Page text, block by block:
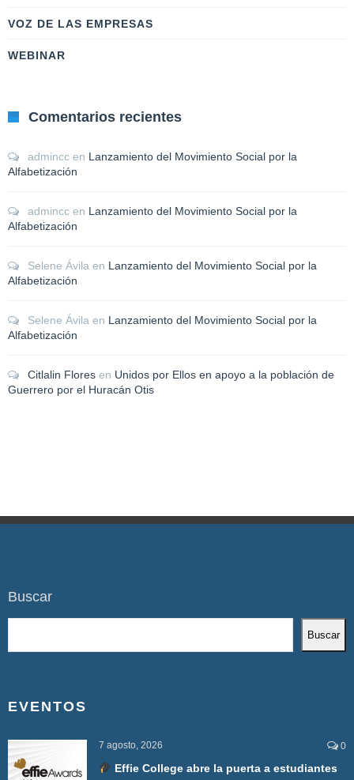
VOZ DE LAS EMPRESAS
WEBINAR
Comentarios recientes
admincc en Lanzamiento del Movimiento Social por la
Alfabetización
admincc en Lanzamiento del Movimiento Social por la
Alfabetización
Selene Ávila en Lanzamiento del Movimiento Social por la
Alfabetización
Selene Ávila en Lanzamiento del Movimiento Social por la
Alfabetización
Citlalin Flores en Unidos por Ellos en apoyo a la población de
Guerrero por el Huracán Otis
Buscar
Buscar
EVENTOS
7 agosto, 2026 0
Effie College abre la puerta a estudiantes